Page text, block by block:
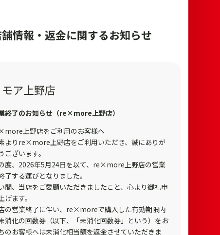
情報・返金に関するお知らせ
モア上野店
終了のお知らせ（re×more上野店）
上野店をご利用のお客様へ
よりre×more上野店をご利用いただき、誠にありが
ございます。
度、2026年5月24日を以て、re×more上野店の営業
了する運びとなりました。
間、当店をご愛顧いただきましたこと、心より御礼申
げます。
の営業終了に伴い、re×moreで購入した有効期限内
消化の回数券（以下、「未消化回数券」という）をお
のお客様へは未消化相当額を返金させていただきま